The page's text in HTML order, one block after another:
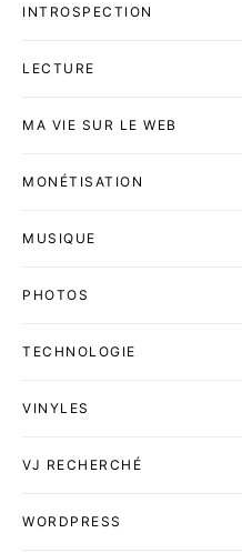
INTROSPECTION
LECTURE
MA VIE SUR LE WEB
MONÉTISATION
MUSIQUE
PHOTOS
TECHNOLOGIE
VINYLES
VJ RECHERCHÉ
WORDPRESS